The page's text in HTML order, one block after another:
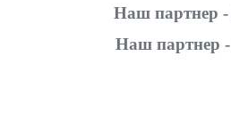
Наш партнер -
Наш партнер -